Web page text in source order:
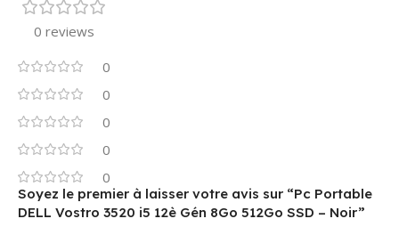
0 reviews
0
0
0
0
0
Soyez le premier à laisser votre avis sur “Pc Portable
DELL Vostro 3520 i5 12è Gén 8Go 512Go SSD – Noir”